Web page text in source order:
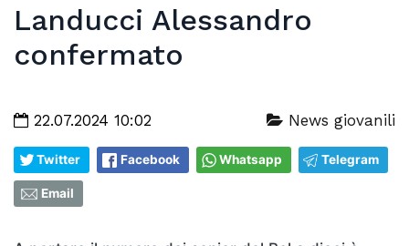
Landucci Alessandro
confermato
22.07.2024 10:02 News giovanili
Twitter Facebook Whatsapp Telegram
Email